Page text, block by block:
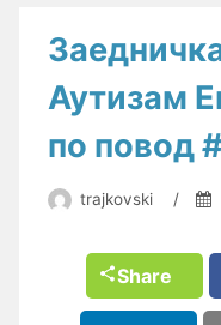
Аутизам
по повод
trajkovski /
Share